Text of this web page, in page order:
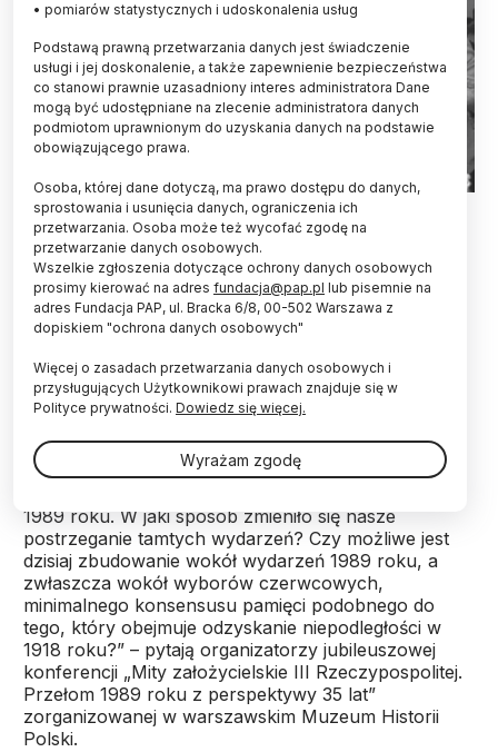
Katowice 1989.06.04. Wybory do Sejmu i Senatu. Nz: lokal
obwodowej komisji wyborczej. PAP/Stanisław Jakubowski
Rok 1989 jest początkiem naszej wolności, 4
czerwca jest datą przełomową – powiedział prof.
Aleksander Hall podczas wtorkowej debaty
świadków historii o wyborach kontraktowych
sprzed 35 lat. Prof. Antoni Dudek uważa
natomiast, że spory wokół tego wydarzenia będą
trwały.
„Chcielibyśmy w naszej dyskusji zastanowić się, jak
1989 roku. W jaki sposób zmieniło się nasze
postrzeganie tamtych wydarzeń? Czy możliwe jest
dzisiaj zbudowanie wokół wydarzeń 1989 roku, a
zwłaszcza wokół wyborów czerwcowych,
minimalnego konsensusu pamięci podobnego do
tego, który obejmuje odzyskanie niepodległości w
1918 roku?” – pytają organizatorzy jubileuszowej
konferencji „Mity założycielskie III Rzeczypospolitej.
Przełom 1989 roku z perspektywy 35 lat”
zorganizowanej w warszawskim Muzeum Historii
Polski.
• pomiarów statystycznych i udoskonalenia usług
Podstawą prawną przetwarzania danych jest świadczenie
usługi i jej doskonalenie, a także zapewnienie bezpieczeństwa
co stanowi prawnie uzasadniony interes administratora Dane
mogą być udostępniane na zlecenie administratora danych
podmiotom uprawnionym do uzyskania danych na podstawie
obowiązującego prawa.
Osoba, której dane dotyczą, ma prawo dostępu do danych,
sprostowania i usunięcia danych, ograniczenia ich
przetwarzania. Osoba może też wycofać zgodę na
przetwarzanie danych osobowych.
Wszelkie zgłoszenia dotyczące ochrony danych osobowych
prosimy kierować na adres fundacja@pap.pl lub pisemnie na
adres Fundacja PAP, ul. Bracka 6/8, 00-502 Warszawa z
dopiskiem "ochrona danych osobowych"
Więcej o zasadach przetwarzania danych osobowych i
przysługujących Użytkownikowi prawach znajduje się w
Polityce prywatności. Dowiedz się więcej.
Wyrażam zgodę